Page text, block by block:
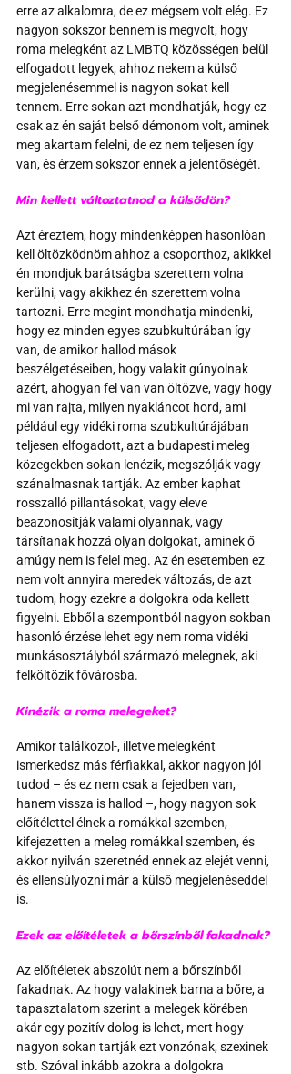
erre az alkalomra, de ez mégsem volt elég. Ez
nagyon sokszor bennem is megvolt, hogy
roma melegként az LMBTQ közösségen belül
elfogadott legyek, ahhoz nekem a külső
megjelenésemmel is nagyon sokat kell
tennem. Erre sokan azt mondhatják, hogy ez
csak az én saját belső démonom volt, aminek
meg akartam felelni, de ez nem teljesen így
van, és érzem sokszor ennek a jelentőségét.
Min kellett változtatnod a külsődön?
Azt éreztem, hogy mindenképpen hasonlóan
kell öltözködnöm ahhoz a csoporthoz, akikkel
én mondjuk barátságba szerettem volna
kerülni, vagy akikhez én szerettem volna
tartozni. Erre megint mondhatja mindenki,
hogy ez minden egyes szubkultúrában így
van, de amikor hallod mások
beszélgetéseiben, hogy valakit gúnyolnak
azért, ahogyan fel van van öltözve, vagy hogy
mi van rajta, milyen nyakláncot hord, ami
például egy vidéki roma szubkultúrájában
teljesen elfogadott, azt a budapesti meleg
közegekben sokan lenézik, megszólják vagy
szánalmasnak tartják. Az ember kaphat
rosszalló pillantásokat, vagy eleve
beazonosítják valami olyannak, vagy
társítanak hozzá olyan dolgokat, aminek ő
amúgy nem is felel meg. Az én esetemben ez
nem volt annyira meredek változás, de azt
tudom, hogy ezekre a dolgokra oda kellett
figyelni. Ebből a szempontból nagyon sokban
hasonló érzése lehet egy nem roma vidéki
munkásosztályból származó melegnek, aki
felköltözik fővárosba.
Kinézik a roma melegeket?
Amikor találkozol-, illetve melegként
ismerkedsz más férfiakkal, akkor nagyon jól
tudod – és ez nem csak a fejedben van,
hanem vissza is hallod –, hogy nagyon sok
előítélettel élnek a romákkal szemben,
kifejezetten a meleg romákkal szemben, és
akkor nyilván szeretnéd ennek az elejét venni,
és ellensúlyozni már a külső megjelenéseddel
is.
Ezek az előítéletek a bőrszínből fakadnak?
Az előítéletek abszolút nem a bőrszínből
fakadnak. Az hogy valakinek barna a bőre, a
tapasztalatom szerint a melegek körében
akár egy pozitív dolog is lehet, mert hogy
nagyon sokan tartják ezt vonzónak, szexinek
stb. Szóval inkább azokra a dolgokra